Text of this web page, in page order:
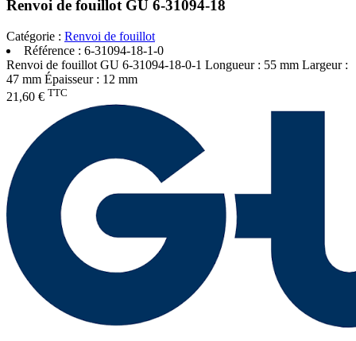
Renvoi de fouillot GU 6-31094-18
Catégorie : Renvoi de fouillot
Référence : 6-31094-18-1-0
Renvoi de fouillot GU 6-31094-18-0-1 Longueur : 55 mm Largeur :
47 mm Épaisseur : 12 mm
21,60 € TTC